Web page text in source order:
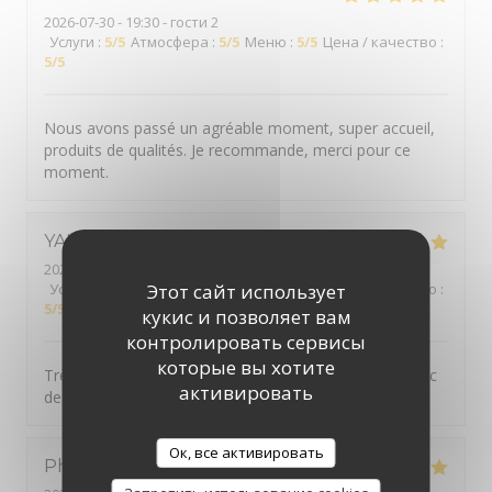
Этот сайт использует
кукис и позволяет вам
контролировать сервисы
которые вы хотите
активировать
Ок, все активировать
2026-07-30- 19:30 - гости 2
Услуги : 5/5 Атмосфера : 5/5 Меню : 5/5 Цена / качество :
5/5
Nous avons passé un agréable moment, super accueil,
produits de qualités. Je recommande, merci pour ce
moment.
YANN
2026-07-30
Услуги
Атмосфера:5/5 Меню: 5/5 Цена / качество :
5/5
Très belle découverte. Bon accueil. Plats originaux avec
des produits locaux.
Philippe